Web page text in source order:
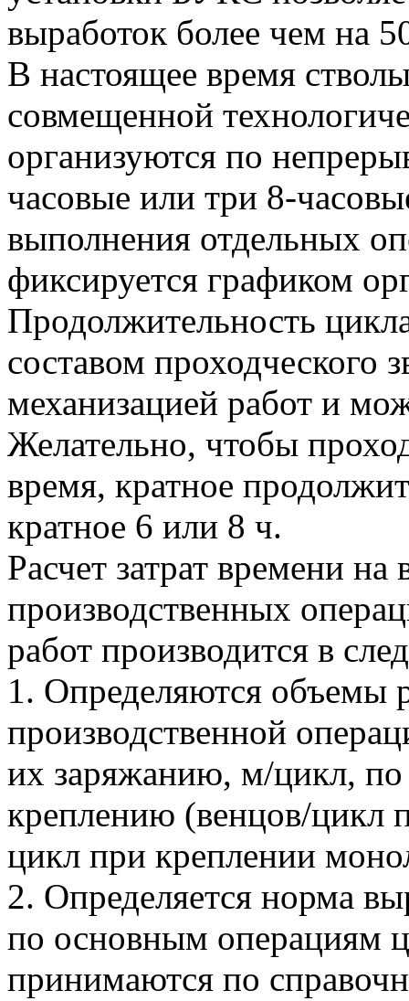
выработок более чем на
В настоящее время
совмещенной
организуются по
часовые или три 8-
выполнения отдельных
фиксируется графиком
Продолжительность
составом проходческого
механизацией работ и
Желательно, чтобы
время, кратное
кратное 6 или 8 ч.
Расчет затрат времени
производственных
работ производится в
1. Определяются объемы
производственной
их заряжанию, м/цикл,
креплению (венцов/цикл
цикл при креплении
2. Определяется норма
по основным операциям
принимаются по